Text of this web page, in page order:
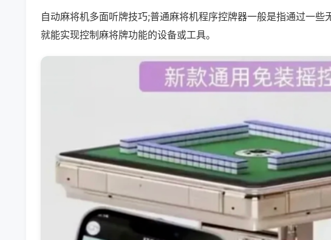
自动麻将机多面听牌技巧;普通麻将机程序控牌器一般是指通过一些
就能实现控制麻将牌功能的设备或工具。